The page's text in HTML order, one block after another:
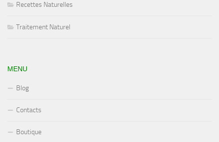
Recettes Naturelles
Traitement Naturel
MENU
Blog
Contacts
Boutique